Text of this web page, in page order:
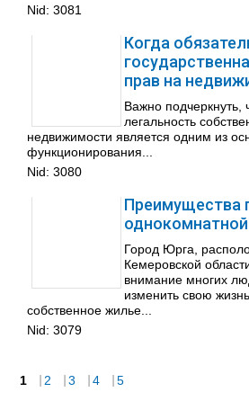
Nid: 3081
Когда
прав на
Важно подчеркнуть,
легальность
недвижимости является одним из
функционирования...
Nid: 3080
Преимущества
Город Юрга,
Кемеровской
внимание многих
изменить свою
собственное жилье...
Nid: 3079
Страницы
1 2 3 4 5